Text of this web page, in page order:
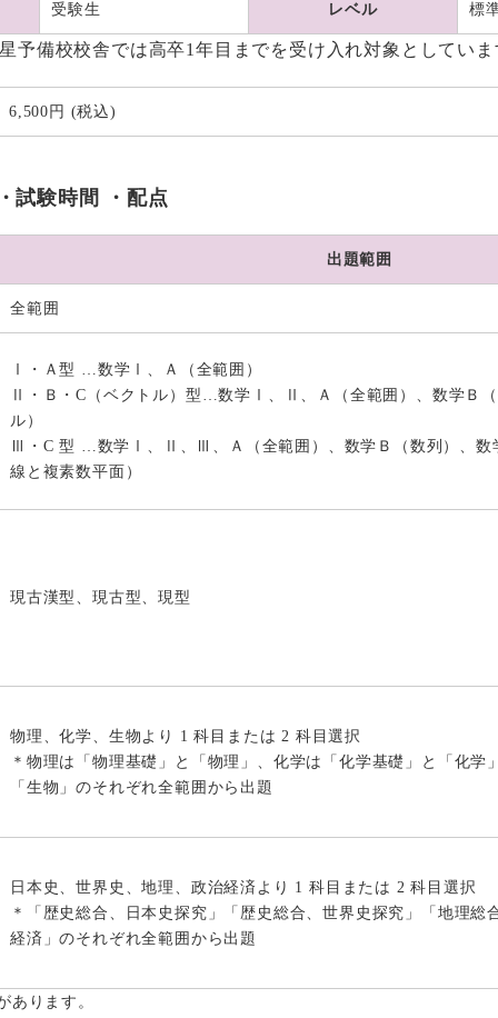
受験生 レベル 標
予備校校舎では高卒1年目までを受け入れ対象としていま
6,500円 (税込)
試験時間 ・配点
出題範囲
全範囲
Ⅰ・Ａ型 …数学Ⅰ、Ａ（全範囲）
Ⅱ・Ｂ・C（ベクトル）型…数学Ⅰ、Ⅱ、Ａ（全範囲）、数学Ｂ（
ル）
Ⅲ・C 型 …数学Ⅰ、Ⅱ、Ⅲ、Ａ（全範囲）、数学Ｂ（数列）、数
線と複素数平面）
現古漢型、現古型、現型
物理、化学、生物より 1 科目または 2 科目選択
＊物理は「物理基礎」と「物理」、化学は「化学基礎」と「化学
「生物」のそれぞれ全範囲から出題
日本史、世界史、地理、政治経済より 1 科目または 2 科目選択
＊「歴史総合、日本史探究」「歴史総合、世界史探究」「地理総
経済」のそれぞれ全範囲から出題
あります。